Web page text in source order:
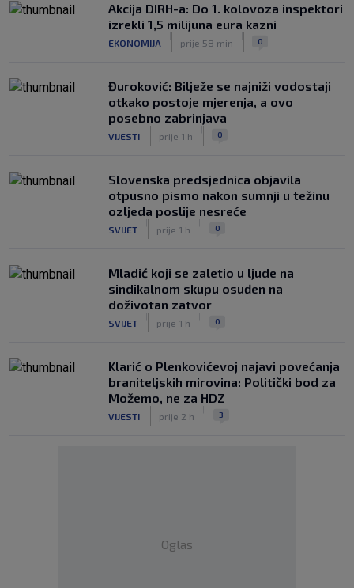
Akcija DIRH-a: Do 1. kolovoza inspektori
izrekli 1,5 milijuna eura kazni
EKONOMIJA prije 58 min 0
Đuroković: Bilježe se najniži vodostaji
otkako postoje mjerenja, a ovo
posebno zabrinjava
VIJESTI prije 1 h 0
Slovenska predsjednica objavila
otpusno pismo nakon sumnji u težinu
ozljeda poslije nesreće
SVIJET prije 1 h 0
Mladić koji se zaletio u ljude na
sindikalnom skupu osuđen na
doživotan zatvor
SVIJET prije 1 h 0
Klarić o Plenkovićevoj najavi povećanja
braniteljskih mirovina: Politički bod za
Možemo, ne za HDZ
VIJESTI prije 2 h 3
Oglas